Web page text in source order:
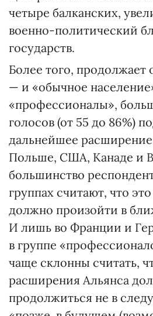
четыре балканских,
военно-политический
государств.
Более того, продолжает
— и «обычное
«профессионалы»,
голосов (от 55 до 86%)
дальнейшее
Польше, США, Канаде и
большинство
группах считают, что
должно произойти в
И лишь во Франции и
в группе
чаще склонны считать,
расширения Альянса
продолжиться не в